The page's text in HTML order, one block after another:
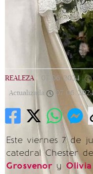
REALEZA 07/06/2024 |
Actualizada
07/06/
Este viernes 7 de
catedral Chester
Grosvenor y Olivia